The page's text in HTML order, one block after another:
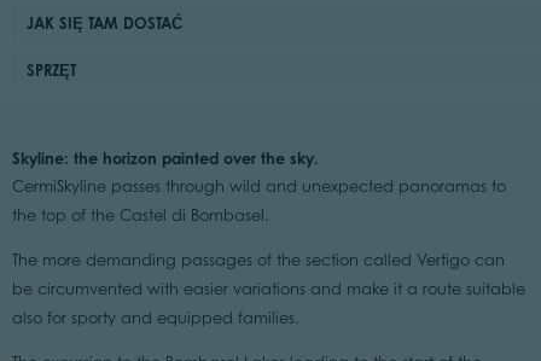
JAK SIĘ TAM DOSTAĆ
SPRZĘT
Skyline: the horizon painted over the sky.
CermiSkyline passes through wild and unexpected panoramas to
the top of the Castel di Bombasel.
The more demanding passages of the section called Vertigo can
be circumvented with easier variations and make it a route suitable
also for sporty and equipped families.